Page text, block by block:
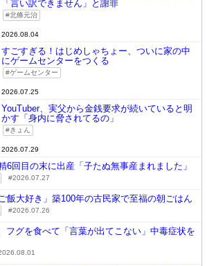
「言い訳できません」と謝罪
北條元治
2026.08.04
すごすぎる！はじめしゃちょー、ついに家の中
にゲームセンターをつくる
ゲームセンター
2026.07.25
YouTuber、実父から金銭要求が続いていると明
かす「身内に脅されてるの」
きょん
2026.07.29
6回目の末に出産「子たぬ無事産まれました」
2026.07.27
飯大好き」築100年の古民家で至福の朝ごはん
2026.07.26
フグを食べて「言葉が出てこない」中毒症状を